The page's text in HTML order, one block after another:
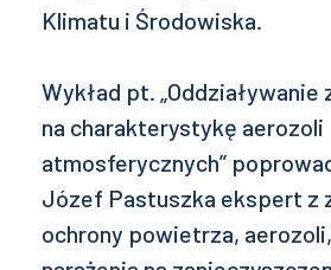
Klimatu i Środowiska.
Wykład pt. „Oddziaływanie
na charakterystykę aerozoli
atmosferycznych”
Józef Pastuszka ekspert z
ochrony powietrza,